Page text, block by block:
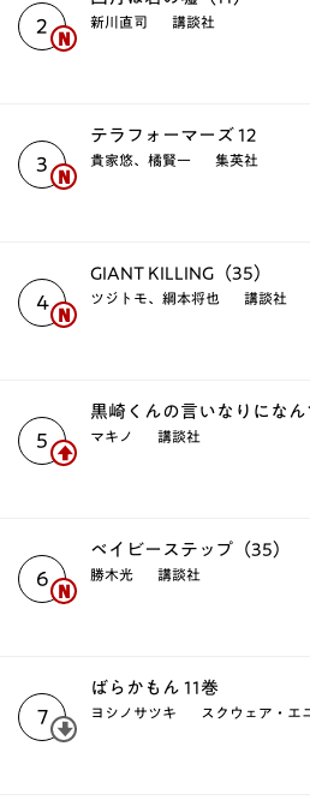
2 新川直司 講談社
3
テラフォーマーズ 12
貴家悠、橘賢一 集英社
4
GIANT KILLING（35）
ツジトモ、綱本将也 講談社
5
黒崎くんの言いなりになん
マキノ 講談社
6
ベイビーステップ（35）
勝木光 講談社
7
ばらかもん 11巻
ヨシノサツキ スクウェア・エ